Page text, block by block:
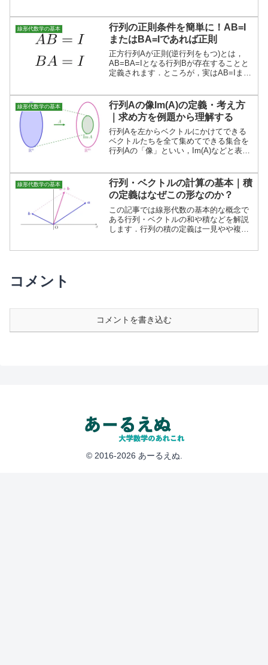
線形代数学の基本
行列の正則条件を簡単に！AB=I
またはBA=Iであれば正則
正方行列Aが正則(逆行列をもつ)とは，
AB=BA=Iとなる行列Bが存在することと
定義されます．ところが，実はAB=Iまた
則となります．
線形代数学の基本
行列Aの像Im(A)の定義・考え方
｜求め方を例題から理解する
行列Aを左からベクトルにかけてできる
ベクトルたちを全て集めてできる集合を
行列Aの「像」といい，Im(A)などと表し
す．
線形代数学の基本
行列・ベクトルの計算の基本｜積
の定義はなぜこの形なのか？
この記事では線形代数の基本的な概念で
ある行列・ベクトルの和や積などを解説
します．行列の積の定義は一見やや複雑
コメント
コメントを書き込む
© 2016-2026 あーるえぬ.